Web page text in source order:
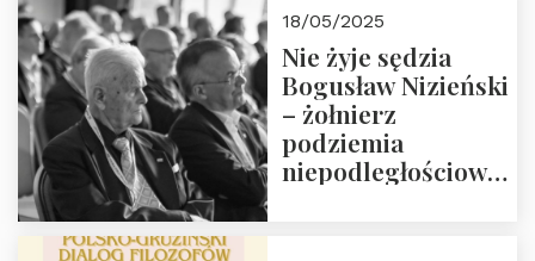
18/05/2025
Nie żyje sędzia
Bogusław Nizieński
– żołnierz
podziemia
niepodległościowego